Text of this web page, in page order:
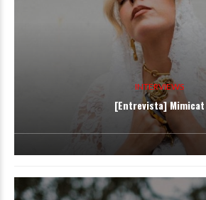
INTERVIEWS
[Entrevista] Mimicat